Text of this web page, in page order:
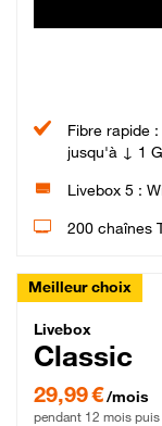
Fibre rapide :
jusqu'à ↓ 1
Livebox 5 :
200 chaînes
Meilleur choix
Livebox
Livebox
Classic
29,99 € par mois
29,99 €/mois
pendant 12 mois puis